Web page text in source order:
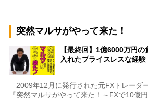
突然マルサがやって来た！
【最終回】1億6000万円
入れたプライスレスな経
2009年12月に発行された元FXトレーダ
『突然マルサがやって来た！～FXで10億